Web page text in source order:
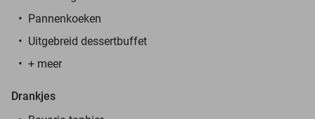
Pannenkoeken
Uitgebreid dessertbuffet
+ meer
Drankjes